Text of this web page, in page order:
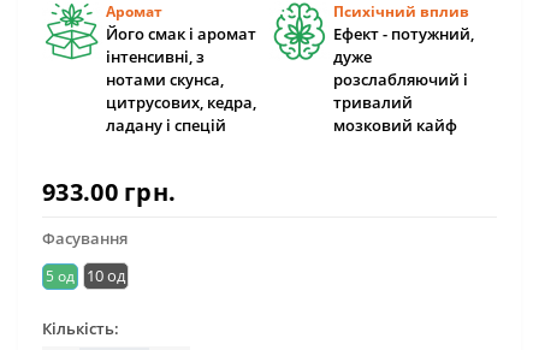
Аромат
Його смак і аромат
інтенсивні, з
нотами скунса,
цитрусових, кедра,
ладану і спецій
Психічний вплив
Ефект - потужний,
дуже
розслабляючий і
тривалий
мозковий кайф
933.00 грн.
Фасування
5 од 10 од
Кількість: